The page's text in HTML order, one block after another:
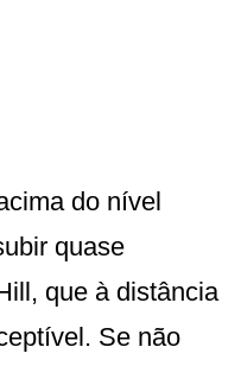
do nível
quase
que à distância
Se não